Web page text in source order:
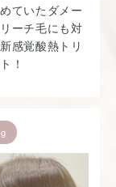
ていたダメー
ーチ毛にも対
感覚酸熱トリ
！